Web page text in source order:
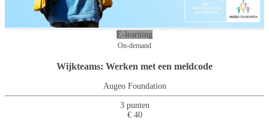
E-learning
On-demand
Wijkteams: Werken met een meldcode
Augeo Foundation
3 punten
€ 40